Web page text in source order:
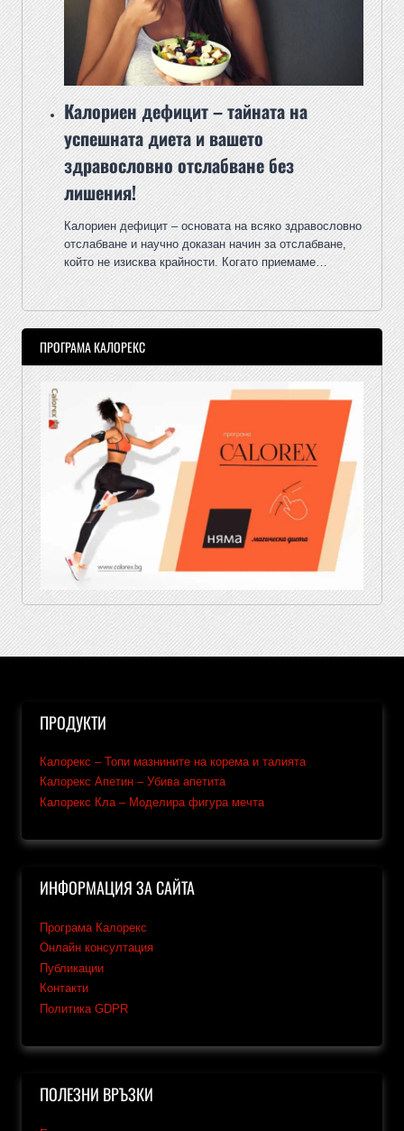
Калориен дефицит – тайната на
успешната диета и вашето
здравословно отслабване без
лишения!
Калориен дефицит – основата на всяко здравословно
отслабване и научно доказан начин за отслабване,
който не изисква крайности. Когато приемаме…
ПРОГРАМА КАЛОРЕКС
ПРОДУКТИ
Калорекс – Топи мазнините на корема и талията
Калорекс Апетин – Убива апетита
Калорекс Кла – Моделира фигура мечта
ИНФОРМАЦИЯ ЗА САЙТА
Програма Калорекс
Онлайн консултация
Публикации
Контакти
Политика GDPR
ПОЛЕЗНИ ВРЪЗКИ